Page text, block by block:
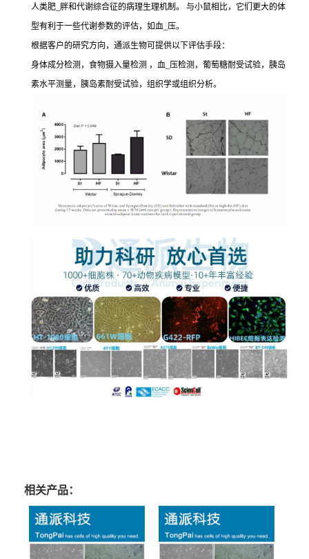
人类肥_胖和代谢综合征的病理生理机制。 与小鼠相比，它们更大的体
型有利于一些代谢参数的评估，如血_压。
根据客户的研究方向，通派生物可提供以下评估手段：
身体成分检测，食物摄入量检测 ，血_压检测，葡萄糖耐受试验，胰岛
素水平测量，胰岛素耐受试验，组织学或组织分析。
相关产品：